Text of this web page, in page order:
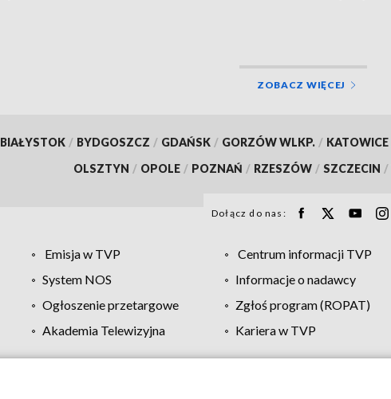
ZOBACZ WIĘCEJ
BIAŁYSTOK / BYDGOSZCZ / GDAŃSK / GORZÓW WLKP. / KATOWICE
OLSZTYN / OPOLE / POZNAŃ / RZESZÓW / SZCZECIN /
Dołącz do nas:
Emisja w TVP Centrum informacji TVP
System NOS Informacje o nadawcy
Ogłoszenie przetargowe Zgłoś program (ROPAT)
Akademia Telewizyjna Kariera w TVP